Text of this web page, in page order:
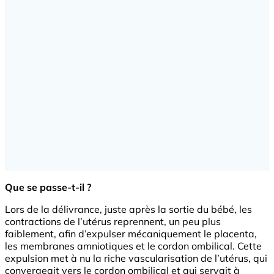
Que se passe-t-il ?
Lors de la délivrance, juste après la sortie du bébé, les
contractions de l’utérus reprennent, un peu plus
faiblement, afin d’expulser mécaniquement le placenta,
les membranes amniotiques et le cordon ombilical. Cette
expulsion met à nu la riche vascularisation de l’utérus, qui
convergeait vers le cordon ombilical et qui servait à